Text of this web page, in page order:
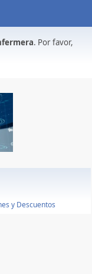
. Por favor,
y Descuentos